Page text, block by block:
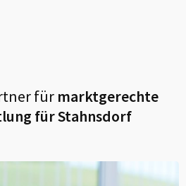
fürmarktgerechte
fürStahnsdorf